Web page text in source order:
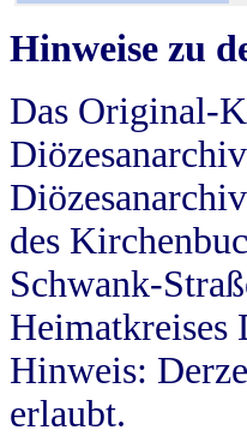
Hinweise zu
Das Original-
des
Schwank-
Heimatkreises
Hinweis:
erlaubt.